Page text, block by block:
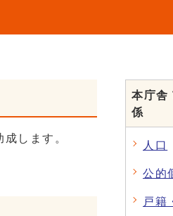
します。
本庁舎
係
人口
公的
戸籍